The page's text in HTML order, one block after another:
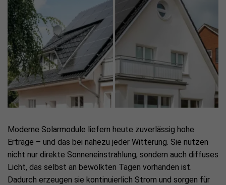
Moderne Solarmodule liefern heute zuverlässig hohe
Erträge – und das bei nahezu jeder Witterung. Sie nutzen
nicht nur direkte Sonneneinstrahlung, sondern auch diffuses
Licht, das selbst an bewölkten Tagen vorhanden ist.
Dadurch erzeugen sie kontinuierlich Strom und sorgen für